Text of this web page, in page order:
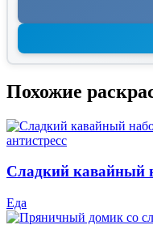
Похожие
Сладкий кавайный
Еда